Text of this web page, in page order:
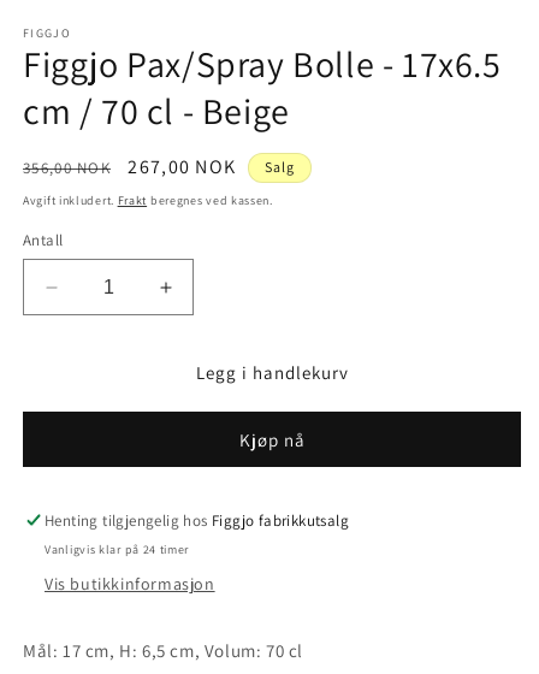
1
i
modal
FIGGJO
Figgjo Pax/Spray Bolle - 17x6.5
cm / 70 cl - Beige
Vanlig
pris
356,00 NOK Salgspris
267,00 NOK Salg
Avgift inkludert. Frakt beregnes ved kassen.
Antall
antallet
17x6.5
/
70
cl
Øk
antallet
Figgjo
17x6.5
/
70
cl
Legg i handlekurv
Kjøp nå
Henting tilgjengelig hos Figgjo fabrikkutsalg
Vanligvis klar på 24 timer
Vis butikkinformasjon
Mål: 17 cm, H: 6,5 cm, Volum: 70 cl